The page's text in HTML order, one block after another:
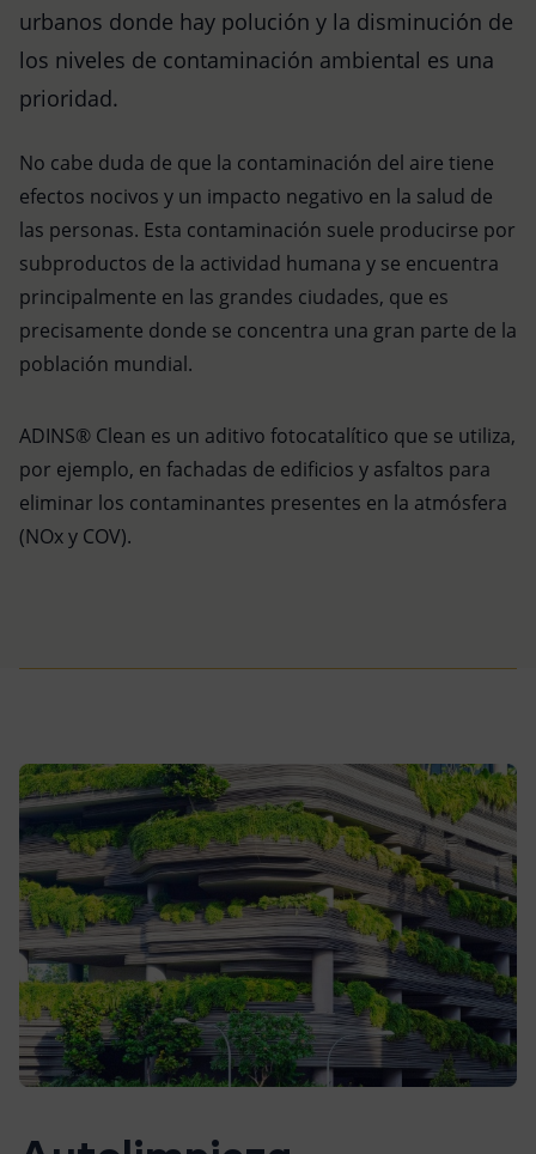
urbanos donde hay polución y la disminución de
los niveles de contaminación ambiental es una
prioridad.
No cabe duda de que la contaminación del aire tiene
efectos nocivos y un impacto negativo en la salud de
las personas. Esta contaminación suele producirse por
subproductos de la actividad humana y se encuentra
principalmente en las grandes ciudades, que es
precisamente donde se concentra una gran parte de la
población mundial.
ADINS® Clean es un aditivo fotocatalítico que se utiliza,
por ejemplo, en fachadas de edificios y asfaltos para
eliminar los contaminantes presentes en la atmósfera
(NOx y COV).